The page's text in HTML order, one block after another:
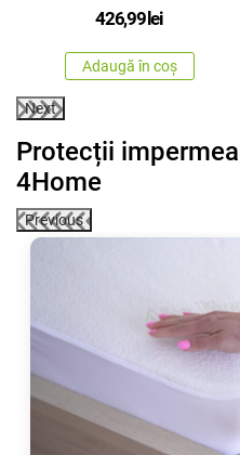
426,99 lei
Adaugă în coș
Next
Protecții
4Home
Previous